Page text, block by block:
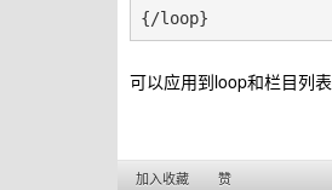
{/loop}
可以应用到loop和栏目列表
加入收藏 赞